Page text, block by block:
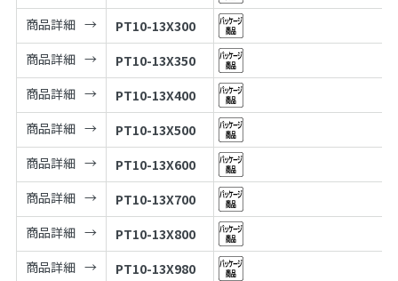
商品詳細
PT10-13X300
商品詳細
PT10-13X350
商品詳細
PT10-13X400
商品詳細
PT10-13X500
商品詳細
PT10-13X600
商品詳細
PT10-13X700
商品詳細
PT10-13X800
商品詳細
PT10-13X980